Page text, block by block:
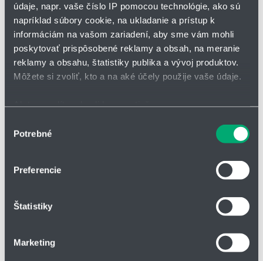
údaje, napr. vaše číslo IP pomocou technológie, ako sú
napríklad súbory cookie, na ukladanie a prístup k
informáciám na vašom zariadení, aby sme vám mohli
poskytovať prispôsobené reklamy a obsah, na meranie
reklamy a obsahu, štatistiky publika a vývoj produktov.
Môžete si zvoliť, kto a na aké účely použije vaše údaje.
polohe s presnosťou na niekoľko metrov
Viac informácií o tom, ako sa spracúvajú vaše osobné
môžete kedykoľvek zmeniť alebo odvolať cez Vyhlásenie
Na prispôsobenie obsahu a reklám, poskytovanie funkcií
súhlasu
Potrebné
Preferencie
Štatistiky
Marketing
Meno a priezvisko
Adresa
Telefón